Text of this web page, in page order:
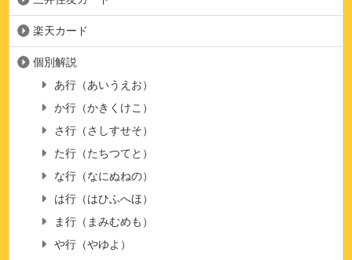
楽天カード
個別解説
あ行（あいうえお）
か行（かきくけこ）
さ行（さしすせそ）
た行（たちつてと）
な行（なにぬねの）
は行（はひふへほ）
ま行（まみむめも）
や行（やゆよ）